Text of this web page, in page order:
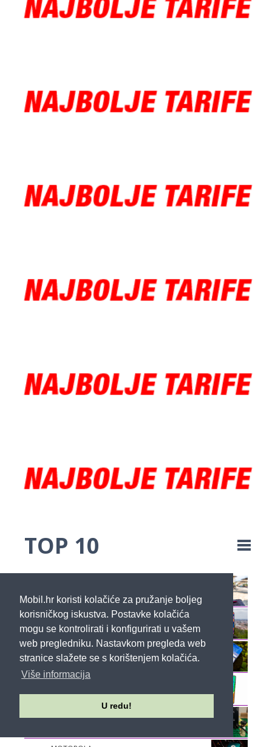
Mobil.hr koristi kolačiće za pružanje boljeg
korisničkog iskustva. Postavke kolačića
mogu se kontrolirati i konfigurirati u vašem
web pregledniku. Nastavkom pregleda web
stranice slažete se s korištenjem kolačića.
Više informacija
U redu!
TOP 10
Razr 40 Ultra
2 APPLE
TEST: iPhone 15 Pro Max
3 HONOR
HONOR Magic5 Pro
4 MOTOROLA
Edge 40
5 SAMSUNG